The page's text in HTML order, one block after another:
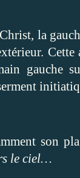
la
gauche
son
le ciel…